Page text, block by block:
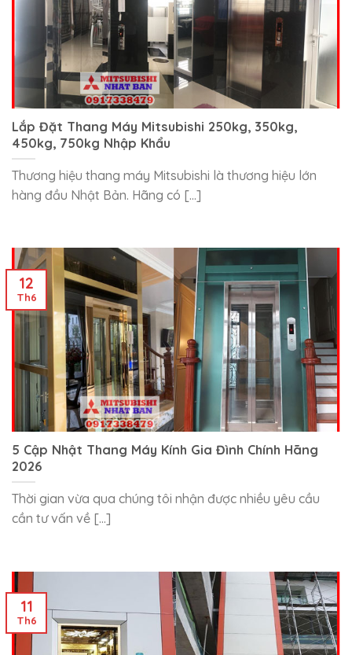
Lắp Đặt Thang Máy Mitsubishi 250kg, 350kg,
450kg, 750kg Nhập Khẩu
Thương hiệu thang máy Mitsubishi là thương hiệu lớn
hàng đầu Nhật Bản. Hãng có [...]
5 Cập Nhật Thang Máy Kính Gia Đình Chính Hãng
2026
Thời gian vừa qua chúng tôi nhận được nhiều yêu cầu
cần tư vấn về [...]
12
Th6
11
Th6